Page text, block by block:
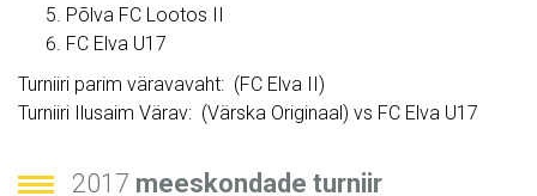
Põlva FC Lootos II
FC Elva U17
Turniiri parim väravavaht: (FC Elva II)
Turniiri Ilusaim Värav: (Värska Originaal) vs FC Elva U17
2017 meeskondade turniir